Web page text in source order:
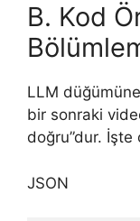
B. Kod
LLM düğümüne
bir sonraki
doğru”dur. İşte
JSON